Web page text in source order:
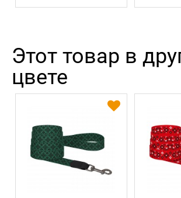
Этот товар в
цвете